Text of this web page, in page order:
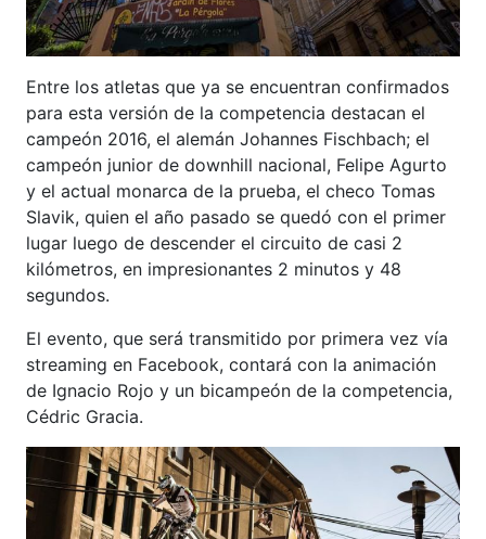
Entre los atletas que ya se encuentran confirmados
para esta versión de la competencia destacan el
campeón 2016, el alemán Johannes Fischbach; el
campeón junior de downhill nacional, Felipe Agurto
y el actual monarca de la prueba, el checo Tomas
Slavik, quien el año pasado se quedó con el primer
lugar luego de descender el circuito de casi 2
kilómetros, en impresionantes 2 minutos y 48
segundos.
El evento, que será transmitido por primera vez vía
streaming en Facebook, contará con la animación
de Ignacio Rojo y un bicampeón de la competencia,
Cédric Gracia.